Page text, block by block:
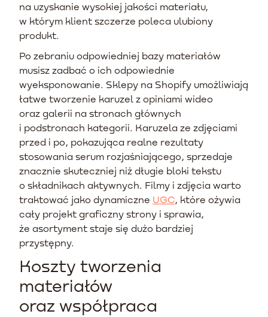
na uzyskanie wysokiej jakości materiału,
w którym klient szczerze poleca ulubiony
produkt.
Po zebraniu odpowiedniej bazy materiałów
musisz zadbać o ich odpowiednie
wyeksponowanie. Sklepy na Shopify umożliwiają
łatwe tworzenie karuzel z opiniami wideo
oraz galerii na stronach głównych
i podstronach kategorii. Karuzela ze zdjęciami
przed i po, pokazująca realne rezultaty
stosowania serum rozjaśniającego, sprzedaje
znacznie skuteczniej niż długie bloki tekstu
o składnikach aktywnych. Filmy i zdjęcia warto
traktować jako dynamiczne UGC, które ożywia
cały projekt graficzny strony i sprawia,
że asortyment staje się dużo bardziej
przystępny.
Koszty tworzenia
materiałów
oraz współpraca